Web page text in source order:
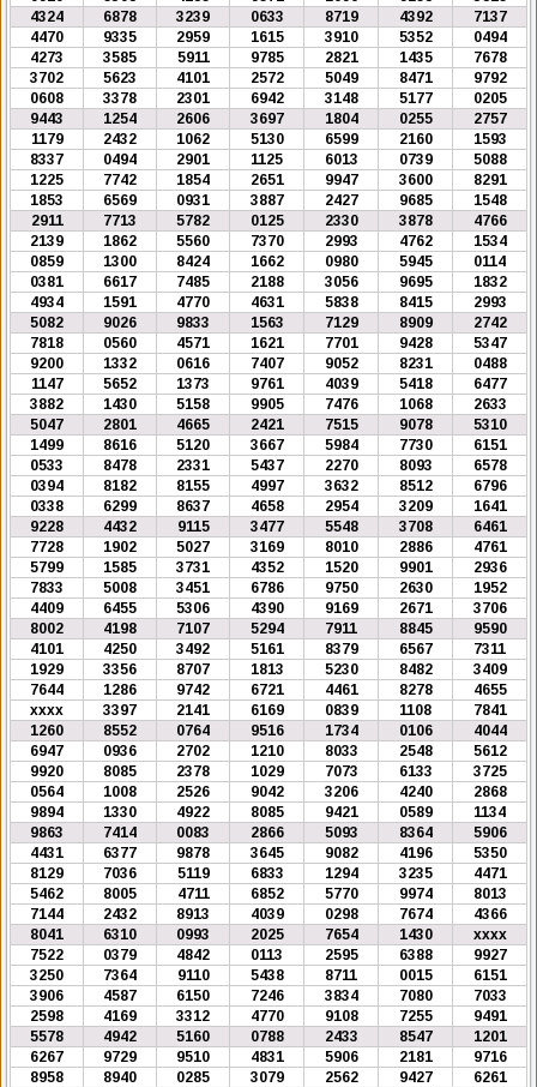
4324
6878 3239 0633 8719 4392
7137
4470
9335 2959 1615 3910 5352
0494
4273
3585 5911 9785 2821 1435
7678
3702
5623 4101 2572 5049 8471
9792
0608
3378 2301 6942 3148 5177
0205
9443
1254 2606 3697 1804 0255
2757
1179
2432 1062 5130 6599 2160
1593
8337
0494 2901 1125 6013 0739
5088
1225
7742 1854 2651 9947 3600
8291
1853
6569 0931 3887 2427 9685
1548
2911
7713 5782 0125 2330 3878
4766
2139
1862 5560 7370 2993 4762
1534
0859
1300 8424 1662 0980 5945
0114
0381
6617 7485 2188 3056 9695
1832
4934
1591 4770 4631 5838 8415
2993
5082
9026 9833 1563 7129 8909
2742
7818
0560 4571 1621 7701 9428
5347
9200
1332 0616 7407 9052 8231
0488
1147
5652 1373 9761 4039 5418
6477
3882
1430 5158 9905 7476 1068
2633
5047
2801 4665 2421 7515 9078
5310
1499
8616 5120 3667 5984 7730
6151
0533
8478 2331 5437 2270 8093
6578
0394
8182 8155 4997 3632 8512
6796
0338
6299 8637 4658 2954 3209
1641
9228
4432 9115 3477 5548 3708
6461
7728
1902 5027 3169 8010 2886
4761
5799
1585 3731 4352 1520 9901
2936
7833
5008 3451 6786 9750 2630
1952
4409
6455 5306 4390 9169 2671
3706
8002
4198 7107 5294 7911 8845
9590
4101
4250 3492 5161 8379 6567
7311
1929
3356 8707 1813 5230 8482
3409
7644
1286 9742 6721 4461 8278
4655
xxxx
3397 2141 6169 0839 1108
7841
1260
8552 0764 9516 1734 0106
4044
6947
0936 2702 1210 8033 2548
5612
9920
8085 2378 1029 7073 6133
3725
0564
1008 2526 9042 3206 4240
2868
9894
1330 4922 8085 9421 0589
1134
9863
7414 0083 2866 5093 8364
5906
4431
6377 9878 3645 9082 4196
5350
8129
7036 5119 6833 1294 3235
4471
5462
8005 4711 6852 5770 9974
8013
7144
2432 8913 4039 0298 7674
4366
8041
6310 0993 2025 7654 1430
xxxx
7522
0379 4842 0113 2595 6388
9927
3250
7364 9110 5438 8711 0015
6151
3906
4587 6150 7246 3834 7080
7033
2598
4169 3312 4770 9108 7255
9491
5578
4942 5160 0788 2433 8547
1201
6267
9729 9510 4831 5906 2181
9716
8958
8940 0285 3079 2562 9427
6261